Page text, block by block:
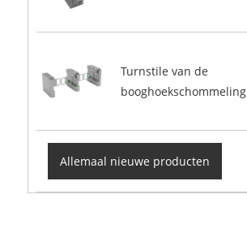
Turnstile van de
booghoekschommeling
Allemaal nieuwe producten